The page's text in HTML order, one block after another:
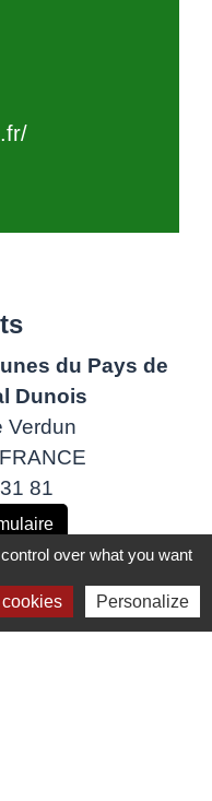
du Pays de
Dunois
Verdun
81
over what you want
Personalize